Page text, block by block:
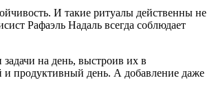
И такие ритуалы действенны не
Рафаэль Надаль всегда соблюдает
на день, выстроив их в
продуктивный день. А добавление даже